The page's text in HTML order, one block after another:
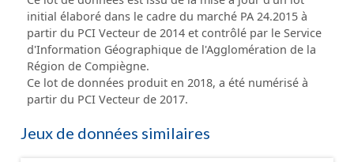
initial élaboré dans le cadre du marché PA 24.2015 à
partir du PCI Vecteur de 2014 et contrôlé par le Service
d'Information Géographique de l'Agglomération de la
Région de Compiègne.
Ce lot de données produit en 2018, a été numérisé à
partir du PCI Vecteur de 2017.
Jeux de données similaires